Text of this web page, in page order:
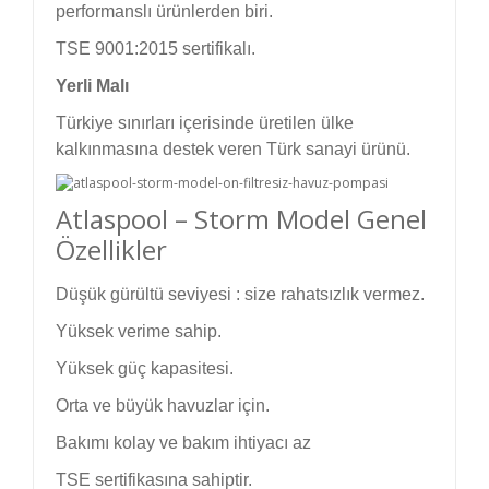
performanslı ürünlerden biri.
TSE 9001:2015 sertifikalı.
Yerli Malı
Türkiye sınırları içerisinde üretilen ülke
kalkınmasına destek veren Türk sanayi ürünü.
Atlaspool – Storm Model Genel
Özellikler
Düşük gürültü seviyesi : size rahatsızlık vermez.
Yüksek verime sahip.
Yüksek güç kapasitesi.
Orta ve büyük havuzlar için.
Bakımı kolay ve bakım ihtiyacı az
TSE sertifikasına sahiptir.